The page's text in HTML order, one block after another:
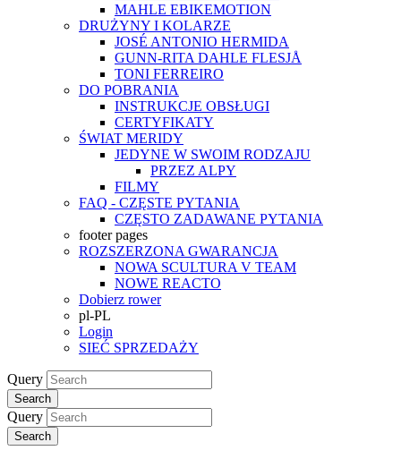
MAHLE EBIKEMOTION
DRUŻYNY I KOLARZE
JOSÉ ANTONIO HERMIDA
GUNN-RITA DAHLE FLESJÅ
TONI FERREIRO
DO POBRANIA
INSTRUKCJE OBSŁUGI
CERTYFIKATY
ŚWIAT MERIDY
JEDYNE W SWOIM RODZAJU
PRZEZ ALPY
FILMY
FAQ - CZĘSTE PYTANIA
CZĘSTO ZADAWANE PYTANIA
footer pages
ROZSZERZONA GWARANCJA
NOWA SCULTURA V TEAM
NOWE REACTO
Dobierz rower
pl-PL
Login
SIEĆ SPRZEDAŻY
Query
Search
Query
Search